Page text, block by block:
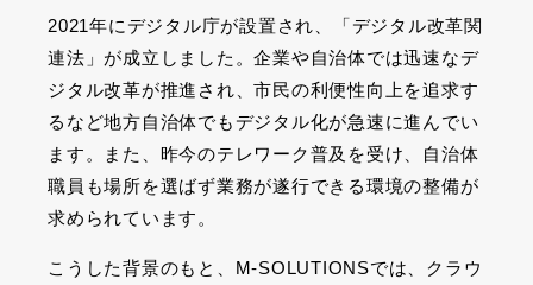
2021年にデジタル庁が設置され、「デジタル改革関
連法」が成立しました。企業や自治体では迅速なデ
ジタル改革が推進され、市民の利便性向上を追求す
るなど地方自治体でもデジタル化が急速に進んでい
ます。また、昨今のテレワーク普及を受け、自治体
職員も場所を選ばず業務が遂行できる環境の整備が
求められています。
こうした背景のもと、M-SOLUTIONSでは、クラウ